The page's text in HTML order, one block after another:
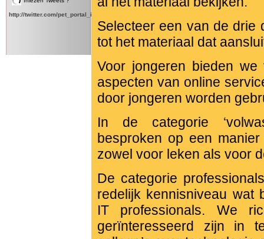
http://twitter.com/pet_portal_intl
Selecteer een van de drie
tot het materiaal dat
Voor jongeren bieden
aspecten van online
door jongeren worden
In de categorie
besproken op een
zowel voor leken als voor
De categorie
redelijk kennisniveau wat
IT professionals. We
gerïnteresseerd zijn in